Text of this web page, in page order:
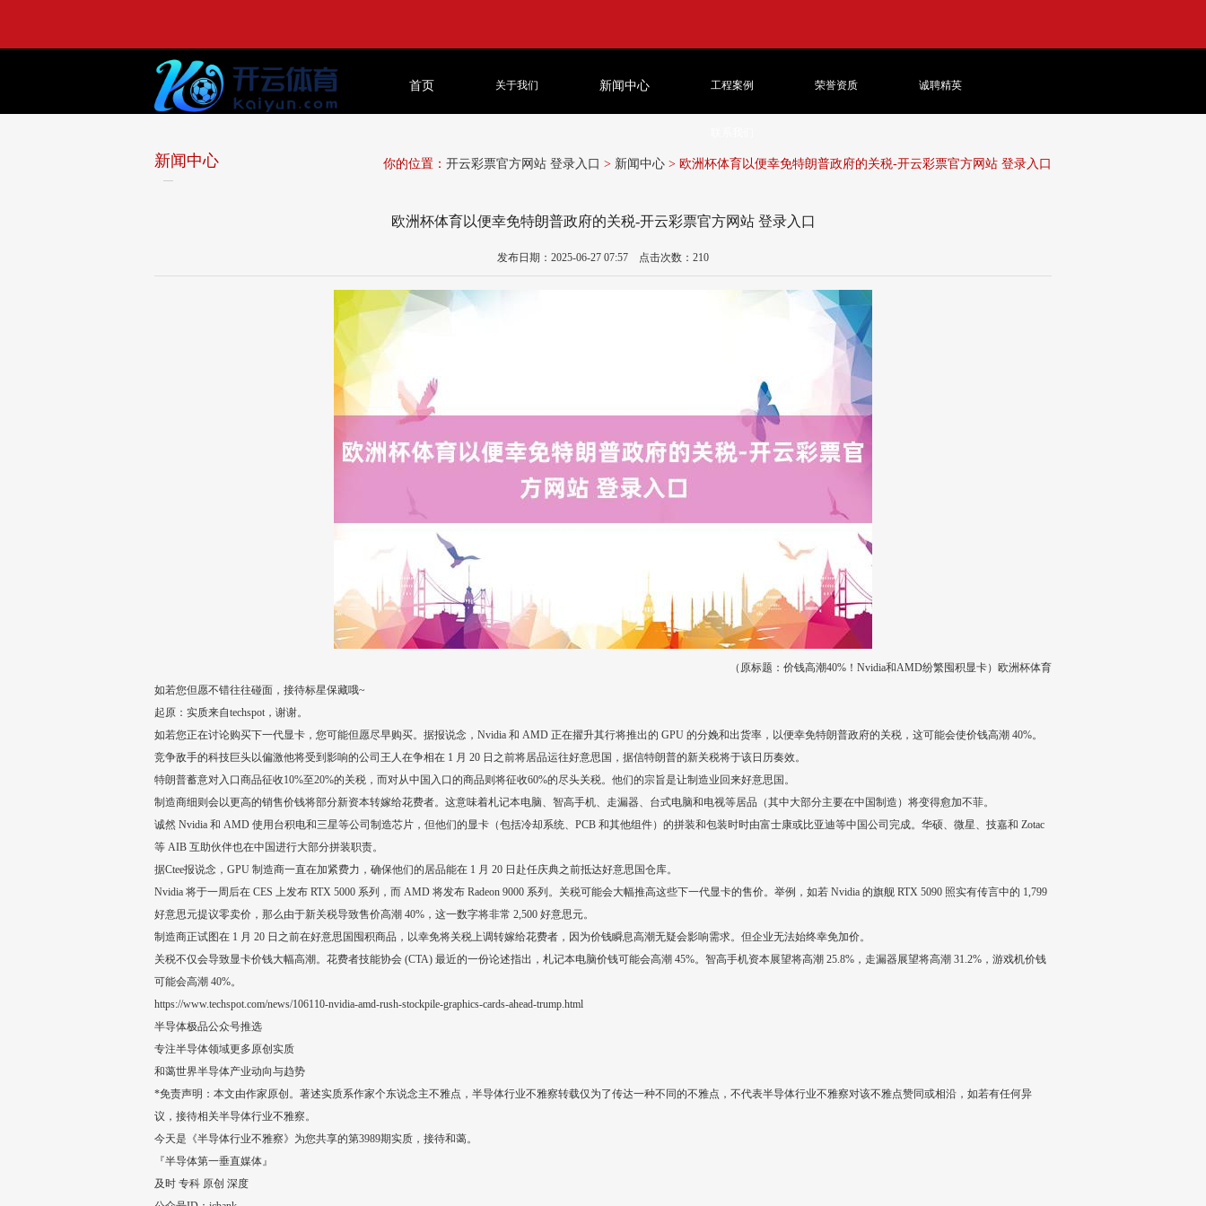
首页 关于我们 新闻中心 工程案例 荣誉资质 诚聘精英
新闻中心 你的位置： 开云彩票官方网站 登录入口 > 新闻中心 > 欧洲杯体育以便幸免特朗普政府的关税-开云彩票官方网站 登录入口
欧洲杯体育以便幸免特朗普政府的关税-开云彩票官方网站 登录入口
发布日期：2025-06-27 07:57 点击次数：210
（原标题：价钱高潮40%！Nvidia和AMD纷繁囤积显卡）欧洲杯体育
如若您但愿不错往往碰面，接待标星保藏哦~
起原：实质来自techspot，谢谢。
如若您正在讨论购买下一代显卡，您可能但愿尽早购买。据报说念，Nvidia 和 AMD 正在擢升其行将推出的 GPU 的分娩和出货率，以便幸免特朗普政府的关税，这可能会使价钱高潮 40%。
竞争敌手的科技巨头以偏激他将受到影响的公司王人在争相在 1 月 20 日之前将居品运往好意思国，据信特朗普的新关税将于该日历奏效。
特朗普蓄意对入口商品征收10%至20%的关税，而对从中国入口的商品则将征收60%的尽头关税。他们的宗旨是让制造业回来好意思国。
制造商细则会以更高的销售价钱将部分新资本转嫁给花费者。这意味着札记本电脑、智高手机、走漏器、台式电脑和电视等居品（其中大部分主要在中国制造）将变得愈加不菲。
诚然 Nvidia 和 AMD 使用台积电和三星等公司制造芯片，但他们的显卡（包括冷却系统、PCB 和其他组件）的拼装和包装时时由富士康或比亚迪等中国公司完成。华硕、微星、技嘉和 Zotac
等 AIB 互助伙伴也在中国进行大部分拼装职责。
据Ctee报说念，GPU 制造商一直在加紧费力，确保他们的居品能在 1 月 20 日赴任庆典之前抵达好意思国仓库。
Nvidia 将于一周后在 CES 上发布 RTX 5000 系列，而 AMD 将发布 Radeon 9000 系列。关税可能会大幅推高这些下一代显卡的售价。举例，如若 Nvidia 的旗舰 RTX 5090 照实有传言中的 1,799
好意思元提议零卖价，那么由于新关税导致售价高潮 40%，这一数字将非常 2,500 好意思元。
制造商正试图在 1 月 20 日之前在好意思国囤积商品，以幸免将关税上调转嫁给花费者，因为价钱瞬息高潮无疑会影响需求。但企业无法始终幸免加价。
关税不仅会导致显卡价钱大幅高潮。花费者技能协会 (CTA) 最近的一份论述指出，札记本电脑价钱可能会高潮 45%。智高手机资本展望将高潮 25.8%，走漏器展望将高潮 31.2%，游戏机价钱
可能会高潮 40%。
https://www.techspot.com/news/106110-nvidia-amd-rush-stockpile-graphics-cards-ahead-trump.html
半导体极品公众号推选
专注半导体领域更多原创实质
和蔼世界半导体产业动向与趋势
*免责声明：本文由作家原创。著述实质系作家个东说念主不雅点，半导体行业不雅察转载仅为了传达一种不同的不雅点，不代表半导体行业不雅察对该不雅点赞同或相沿，如若有任何异
议，接待相关半导体行业不雅察。
今天是《半导体行业不雅察》为您共享的第3989期实质，接待和蔼。
『半导体第一垂直媒体』
及时 专科 原创 深度